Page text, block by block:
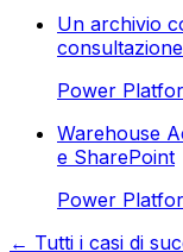
Un archivio
Power
Warehouse
e SharePoint
Power
← Tutti i casi di